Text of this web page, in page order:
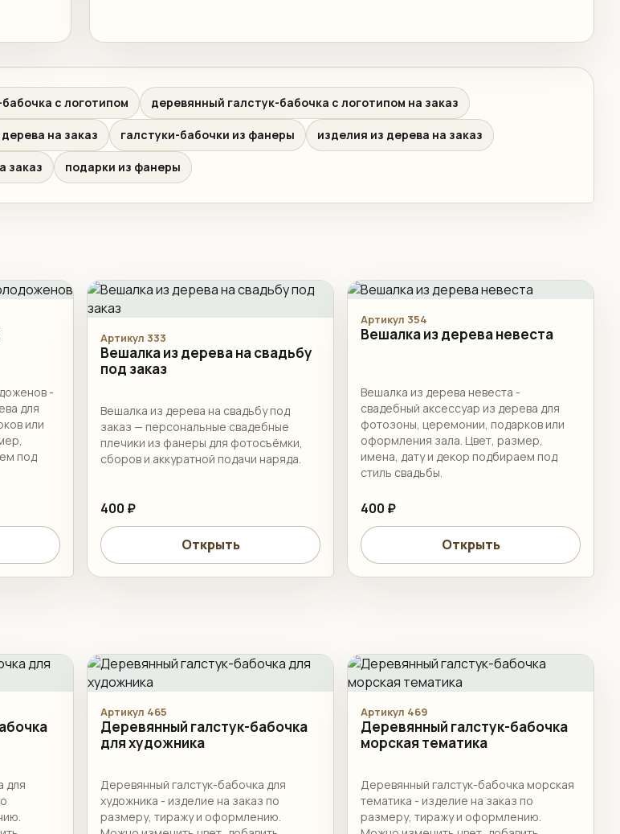
с логотипом деревянный галстук-бабочка с логотипом на заказ
на заказ галстуки-бабочки из фанеры изделия из дерева на заказ
заказ подарки из фанеры
-
для
или
под
Артикул 333
Вешалка из дерева на свадьбу
под заказ
Вешалка из дерева на свадьбу под
заказ — персональные свадебные
плечики из фанеры для фотосъёмки,
сборов и аккуратной подачи наряда.
400 ₽
Открыть
Артикул 354
Вешалка из дерева невеста
Вешалка из дерева невеста -
свадебный аксессуар из дерева для
фотозоны, церемонии, подарков или
оформления зала. Цвет, размер,
имена, дату и декор подбираем под
стиль свадьбы.
400 ₽
Открыть
для
Артикул 465
Деревянный галстук-бабочка
для художника
Деревянный галстук-бабочка для
художника - изделие на заказ по
размеру, тиражу и оформлению.
Артикул 469
Деревянный галстук-бабочка
морская тематика
Деревянный галстук-бабочка морская
тематика - изделие на заказ по
размеру, тиражу и оформлению.